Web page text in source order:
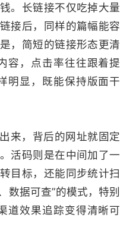
。长链接不仅吃掉大量
接后，同样的篇幅能容
，简短的链接形态更清
容，点击率往往跟着提
明显，既能保持版面干
来，背后的网址就固定
活码则是在中间加了一
目标，还能同步统计扫
数据可查”的模式，特别
道效果追踪变得清晰可